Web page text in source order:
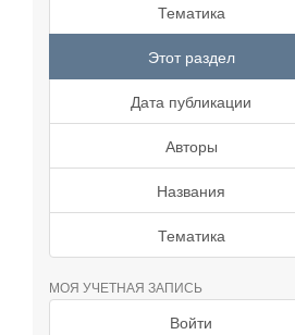
Тематика
Этот раздел
Дата публикации
Авторы
Названия
Тематика
МОЯ УЧЕТНАЯ ЗАПИСЬ
Войти